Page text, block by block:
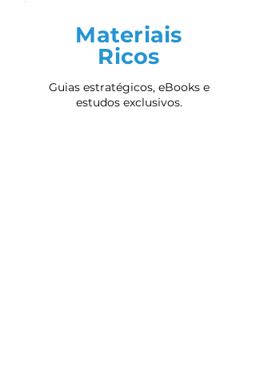
Materiais
Ricos
Guias estratégicos, eBooks e
estudos exclusivos.